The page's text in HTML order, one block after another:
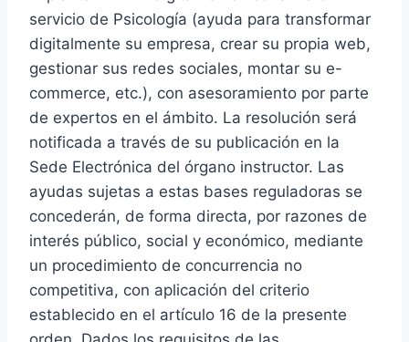
servicio de Psicología (ayuda para transformar
digitalmente su empresa, crear su propia web,
gestionar sus redes sociales, montar su e-
commerce, etc.), con asesoramiento por parte
de expertos en el ámbito. La resolución será
notificada a través de su publicación en la
Sede Electrónica del órgano instructor. Las
ayudas sujetas a estas bases reguladoras se
concederán, de forma directa, por razones de
interés público, social y económico, mediante
un procedimiento de concurrencia no
competitiva, con aplicación del criterio
establecido en el artículo 16 de la presente